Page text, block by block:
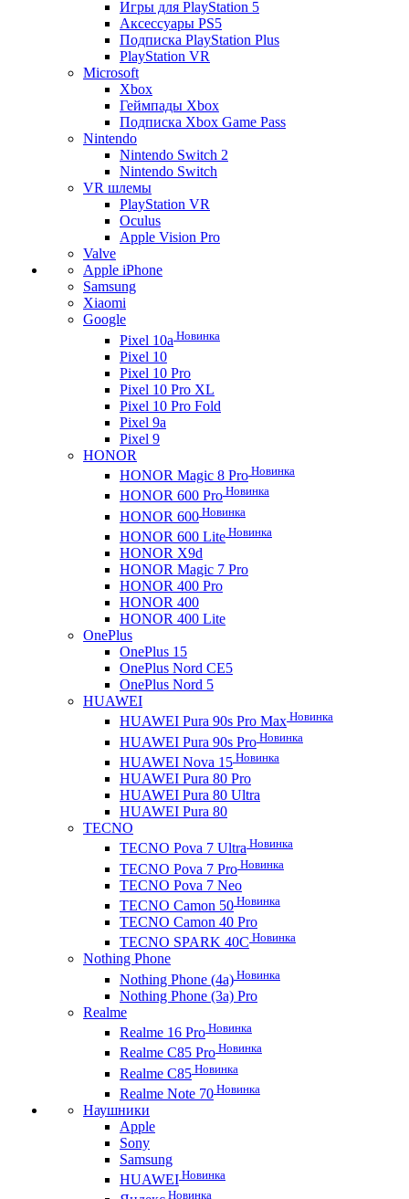
Игры для PlayStation 5
Аксессуары PS5
Подписка PlayStation Plus
PlayStation VR
Microsoft
Xbox
Геймпады Xbox
Подписка Xbox Game Pass
Nintendo
Nintendo Switch 2
Nintendo Switch
VR шлемы
PlayStation VR
Oculus
Apple Vision Pro
Valve
Apple iPhone
Samsung
Xiaomi
Google
Pixel 10a Новинка
Pixel 10
Pixel 10 Pro
Pixel 10 Pro XL
Pixel 10 Pro Fold
Pixel 9a
Pixel 9
HONOR
HONOR Magic 8 Pro Новинка
HONOR 600 Pro Новинка
HONOR 600 Новинка
HONOR 600 Lite Новинка
HONOR X9d
HONOR Magic 7 Pro
HONOR 400 Pro
HONOR 400
HONOR 400 Lite
OnePlus
OnePlus 15
OnePlus Nord CE5
OnePlus Nord 5
HUAWEI
HUAWEI Pura 90s Pro Max Новинка
HUAWEI Pura 90s Pro Новинка
HUAWEI Nova 15 Новинка
HUAWEI Pura 80 Pro
HUAWEI Pura 80 Ultra
HUAWEI Pura 80
TECNO
TECNO Pova 7 Ultra Новинка
TECNO Pova 7 Pro Новинка
TECNO Pova 7 Neo
TECNO Camon 50 Новинка
TECNO Camon 40 Pro
TECNO SPARK 40C Новинка
Nothing Phone
Nothing Phone (4a) Новинка
Nothing Phone (3a) Pro
Realme
Realme 16 Pro Новинка
Realme C85 Pro Новинка
Realme C85 Новинка
Realme Note 70 Новинка
Наушники
Apple
Sony
Samsung
HUAWEI Новинка
Новинка